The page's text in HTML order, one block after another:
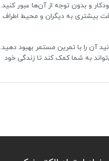
و بدون توجه از آن‌ها عبور کنید.
بیشتری به دیگران و محیط اطراف
آن را با تمرین مستمر بهبود دهید.
به شما کمک کند تا زندگی خود